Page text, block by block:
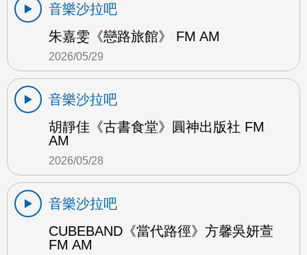
音樂沙拉吧
朱嘉雯《戀路旅館》 FM AM
2026/05/29
音樂沙拉吧
胡靜佳《古書食堂》圓神出版社 FM
AM
2026/05/28
音樂沙拉吧
CUBEBAND《當代路徑》方馨吳妍萱
FM AM